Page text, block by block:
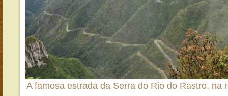
A famosa estrada da Serra do Rio do Rastro, na